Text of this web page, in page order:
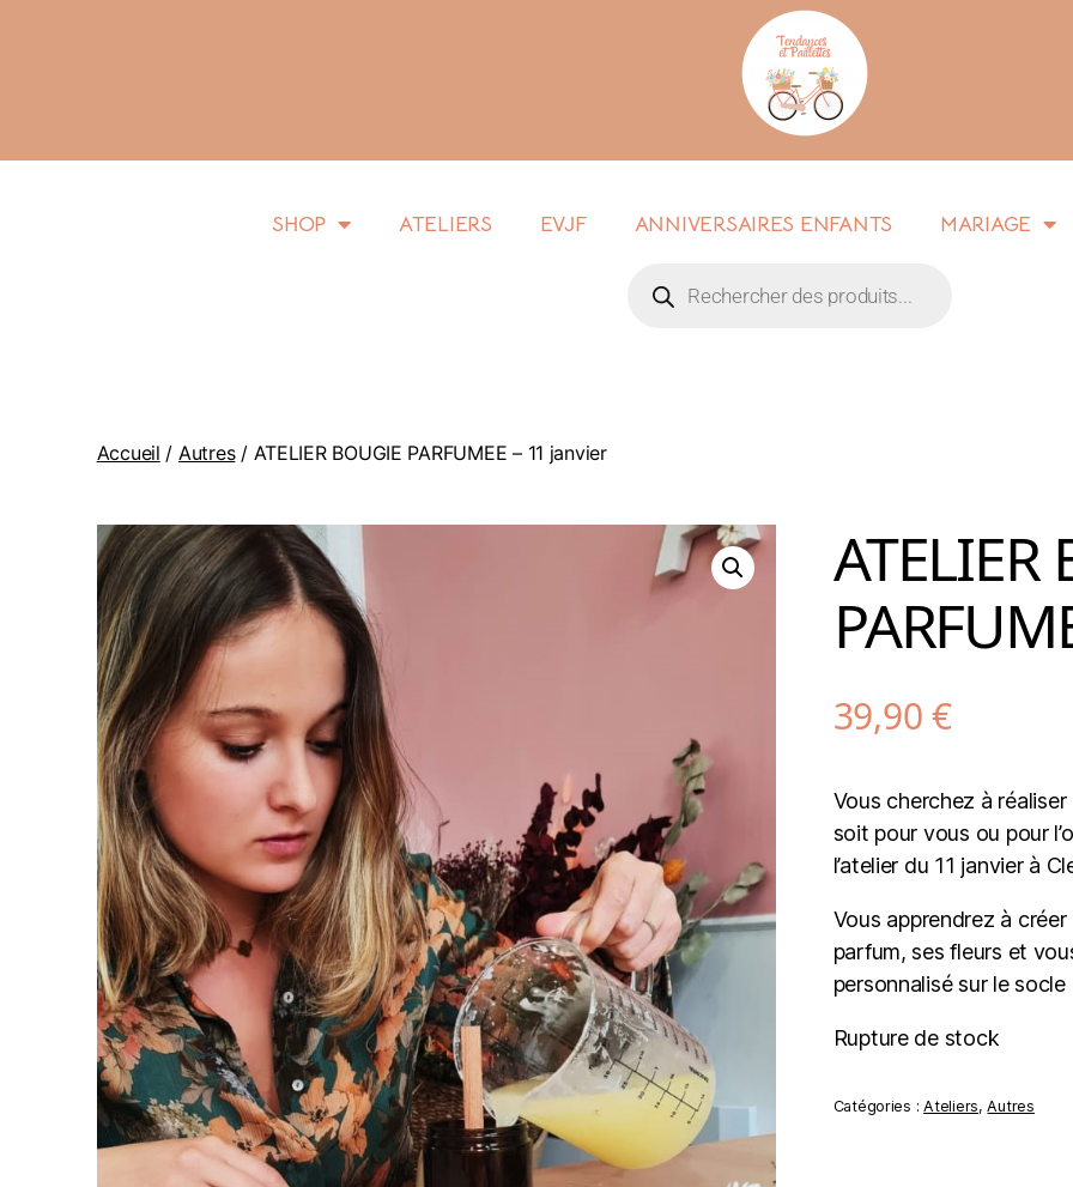
SHOP ATELIERS EVJF ANNIVERSAIRES ENFANTS MARIAGE
Accueil / Autres/ ATELIER BOUGIE PARFUMEE – 11 janvier
ATELIER
39,90€
Vous cherchez à réaliser
soit pour vous ou pour
l’atelier du 11 janvier à
Vous apprendrez à
parfum, ses fleurs et
personnalisé sur le
Rupture de stock
Catégories :Ateliers,Autres